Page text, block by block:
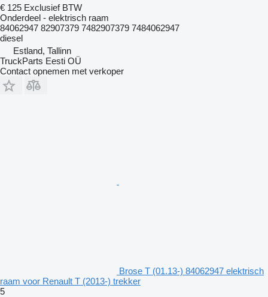
€ 125 Exclusief BTW
Onderdeel - elektrisch raam
84062947 82907379 7482907379 7484062947
diesel
Estland, Tallinn
TruckParts Eesti OÜ
Contact opnemen met verkoper
Brose T (01.13-) 84062947 elektrisch
raam voor Renault T (2013-) trekker
5